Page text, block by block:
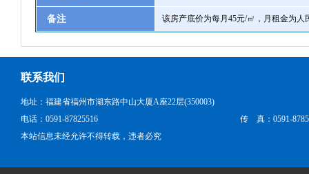
备注 该房产底价为每月45元/㎡，月租金为人
联系我们
地址：福建省福州市湖东路中山大厦A座22层(350003)
电话：0591-87825516
传 真：0591-
本站信息未经允许不得转载，违者必究